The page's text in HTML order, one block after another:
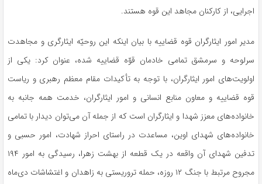
اجرایی، از کارکنان مجاهد این قوه هستند.
مدیر امور ایثارگران قوه قضاییه با بیان اینکه این روحیّه ایثارگری و مجاهدت
سرلوحه و سرمشق تمامی خادمان قوّه قضاییه شده، عنوان کرد: یکی از
اولویت‌های امور ایثارگران، با توجه به تأکیدات مقام معظم رهبری و ریاست
قوه قضاییه و معاون منابع انسانی و امور ایثارگران، خدمت همه جانبه به
خانواده‌های معزز شهدا و ایثارگران است که از جمله آن می‌توان دیدار با تمامی
خانواده‌های شهدای اوین، مساعدت در راستای احراز شهادت، امور حسبی و
تدفین شهدای آن واقعه در یک قطعه از بهشت زهرا، رسیدگی به امور ۱۹۴
مجروح مرتبط با جنگ ۱۲ روزه، حمله تروریستی به زاهدان و اغتشاشات دی‌ماه